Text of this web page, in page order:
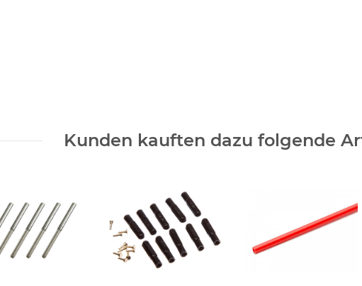
Kunden kauften dazu folgende